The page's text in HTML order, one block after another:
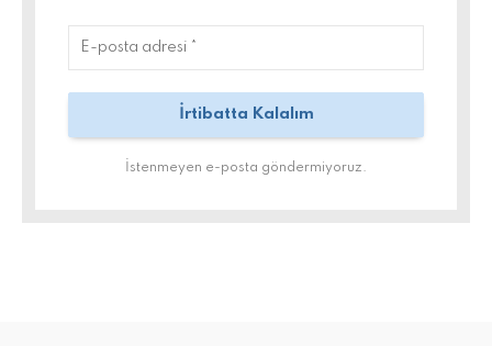
İstenmeyen e-posta göndermiyoruz.